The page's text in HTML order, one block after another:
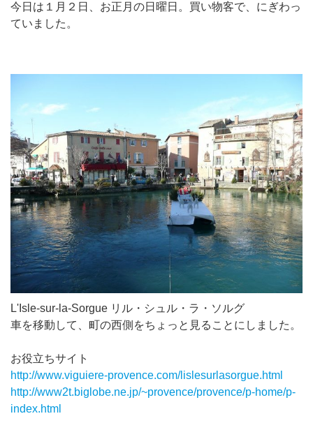
今日は１月２日、お正月の日曜日。買い物客で、にぎわっ
ていました。
L'Isle-sur-la-Sorgue リル・シュル・ラ・ソルグ
車を移動して、町の西側をちょっと見ることにしました。
お役立ちサイト
http://www.viguiere-provence.com/lislesurlasorgue.html
http://www2t.biglobe.ne.jp/~provence/provence/p-home/p-
index.html